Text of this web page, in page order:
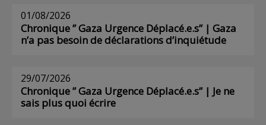
01/08/2026
Chronique ” Gaza Urgence Déplacé.e.s” | Gaza
n’a pas besoin de déclarations d’inquiétude
29/07/2026
Chronique ” Gaza Urgence Déplacé.e.s” | Je ne
sais plus quoi écrire